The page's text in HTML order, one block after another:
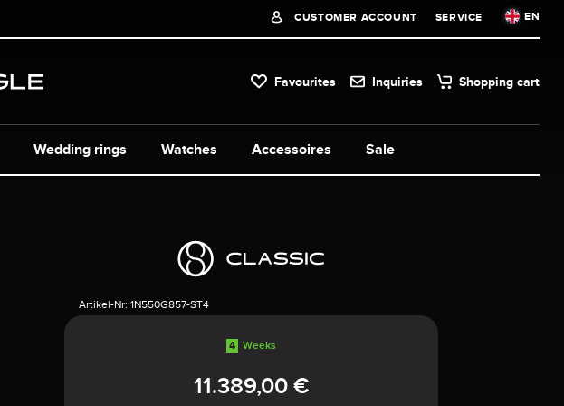
CUSTOMER ACCOUNT SERVICE EN
Favourites Inquiries Shopping cart
Watches Accessoires Sale
Wedding rings
Artikel-Nr: 1N550G857-ST4
4 Weeks
11.389,00 €